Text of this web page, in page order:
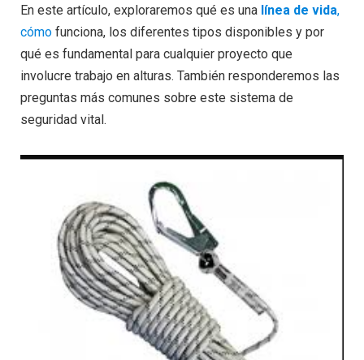
En este artículo, exploraremos qué es una línea de vida,
cómo funciona, los diferentes tipos disponibles y por
qué es fundamental para cualquier proyecto que
involucre trabajo en alturas. También responderemos las
preguntas más comunes sobre este sistema de
seguridad vital.